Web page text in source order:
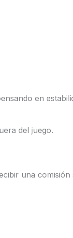
en
del juego.
una comisión